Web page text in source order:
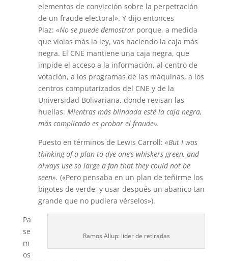
elementos de convicción sobre la perpetración
de un fraude electoral». Y dijo entonces
Plaz: «No se puede demostrar porque, a medida
que violas más la ley, vas haciendo la caja más
negra. El CNE mantiene una caja negra, que
impide el acceso a la información, al centro de
votación, a los programas de las máquinas, a los
centros computarizados del CNE y de la
Universidad Bolivariana, donde revisan las
huellas. Mientras más blindada esté la caja negra,
más complicado es probar el fraude».
Puesto en términos de Lewis Carroll: «But I was
thinking of a plan to dye one’s whiskers green, and
always use so large a fan that they could not be
seen». («Pero pensaba en un plan de teñirme los
bigotes de verde, y usar después un abanico tan
grande que no pudiera vérselos»).
Ramos Allup: líder de retiradas
Pa
se
m
os